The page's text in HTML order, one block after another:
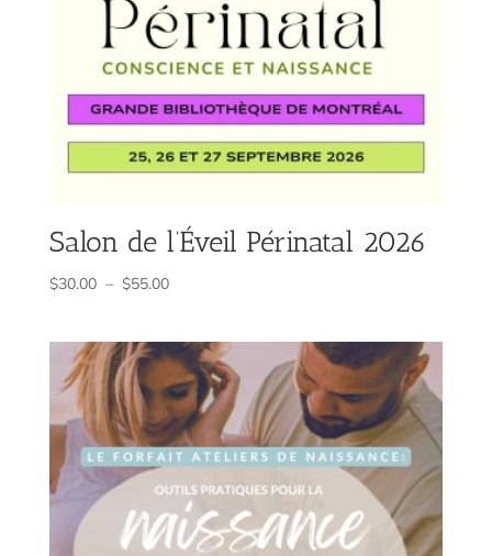
Salon de l’Éveil Périnatal 2026
$30.00 – $55.00Plage
$30.00
à
$55.00